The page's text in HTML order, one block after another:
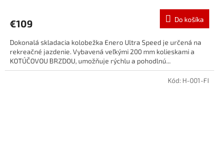
€109 Do košíka
Dokonalá skladacia kolobežka Enero Ultra Speed je určená na
rekreačné jazdenie. Vybavená veľkými 200 mm kolieskami a
KOTÚČOVOU BRZDOU, umožňuje rýchlu a pohodlnú...
Kód: H-001-FI